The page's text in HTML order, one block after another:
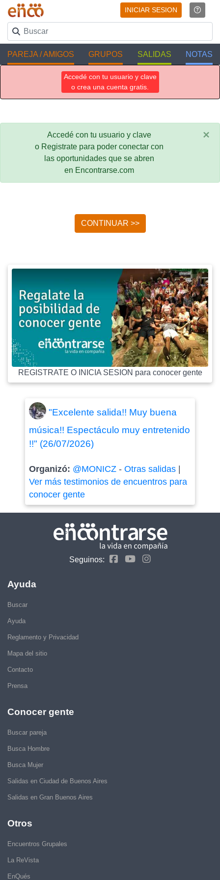
INICIAR SESION
PAREJA / AMIGOS GRUPOS SALIDAS NOTAS
Accedé con tu usuario y clave
o crea una cuenta gratis.
Accedé con tu usuario y clave
o Registrate para poder conectar con
las oportunidades que se abren
en Encontrarse.com
×
CONTINUAR >>
REGISTRATE O INICIA SESION para conocer gente
"Excelente salida!! Muy buena
música!! Espectáculo muy entretenido
!!" (26/07/2026)
Organizó: @MONICZ- Otras salidas|
Ver más testimonios de encuentros para
conocer gente
Seguinos:
Ayuda
Buscar
Ayuda
Reglamento y Privacidad
Mapa del sitio
Contacto
Prensa
Conocer gente
Buscar pareja
Busca Hombre
Busca Mujer
Salidas en Ciudad de Buenos Aires
Salidas en Gran Buenos Aires
Otros
Encuentros Grupales
La ReVista
EnQués